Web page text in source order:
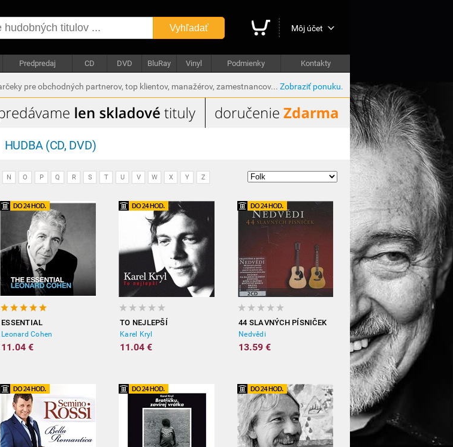
Vyhľadať Môj účet
Predpredaj CD DVD BluRay Vinyl Podmienky Kontakty
pre obchodných partnerov, top klientov, manažérov, zamestnancov... Zobraziť ponuku.
HUDBA (CD, DVD)
N O P Q R S T U V W X Y Z
ESSENTIAL
Leonard Cohen
11.04 €
TO NEJLEPŠÍ
Karel Kryl
11.04 €
44 SLAVNÝCH PÍSNIČEK
Nedvědi
13.59 €